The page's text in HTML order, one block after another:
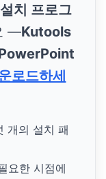
치 프로그
—Kutools
로드하세
개의 설치 패
요한 시점에